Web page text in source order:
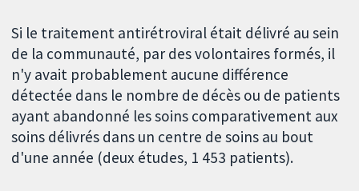
Si le traitement antirétroviral était délivré au sein
de la communauté, par des volontaires formés, il
n'y avait probablement aucune différence
détectée dans le nombre de décès ou de patients
ayant abandonné les soins comparativement aux
soins délivrés dans un centre de soins au bout
d'une année (deux études, 1 453 patients).